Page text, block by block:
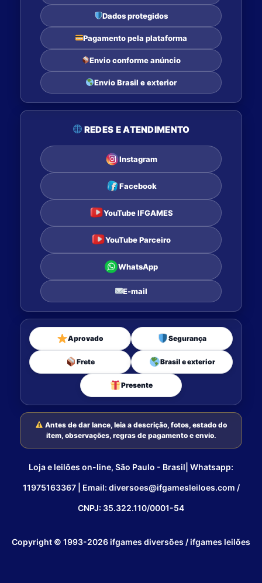
Dados protegidos
Pagamento pela plataforma
Envio conforme anúncio
Envio Brasil e exterior
REDES E ATENDIMENTO
Instagram
Facebook
YouTube IFGAMES
YouTube Parceiro
WhatsApp
E-mail
Aprovado Segurança
Frete Brasil e exterior
Presente
Antes de dar lance, leia a descrição, fotos, estado do
item, observações, regras de pagamento e envio.
Loja e leilões on-line, São Paulo - Brasil| Whatsapp:
11975163367 | Email: diversoes@ifgamesleiloes.com /
CNPJ: 35.322.110/0001-54
Copyright © 1993-2026 ifgames diversões / ifgames leilões